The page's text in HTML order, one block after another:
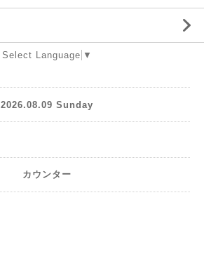
Select Language ▼
2026.08.09 Sunday
カウンター